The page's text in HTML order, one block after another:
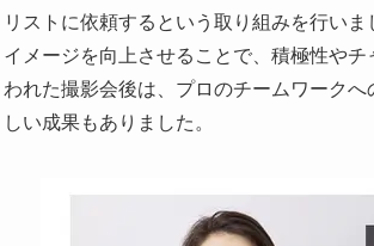
リストに依頼するという取り組みを行い
イメージを向上させることで、積極性や
われた撮影会後は、プロのチームワーク
しい成果もありました。